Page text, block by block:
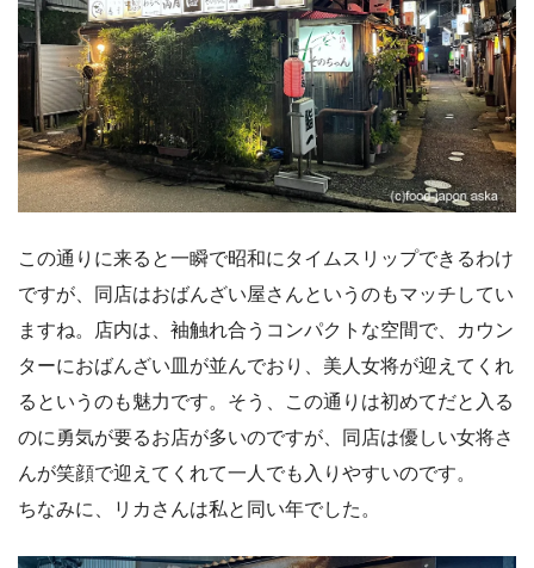
この通りに来ると一瞬で昭和にタイムスリップできるわけ
ですが、同店はおばんざい屋さんというのもマッチしてい
ますね。店内は、袖触れ合うコンパクトな空間で、カウン
ターにおばんざい皿が並んでおり、美人女将が迎えてくれ
るというのも魅力です。そう、この通りは初めてだと入る
のに勇気が要るお店が多いのですが、同店は優しい女将さ
んが笑顔で迎えてくれて一人でも入りやすいのです。
ちなみに、リカさんは私と同い年でした。